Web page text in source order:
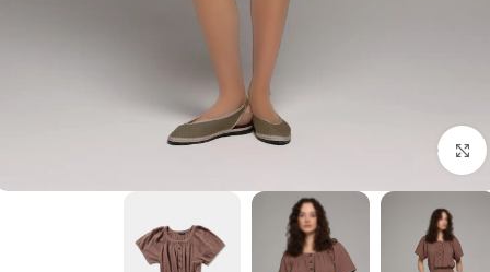
برای بزرگنمایی کلیک کنید